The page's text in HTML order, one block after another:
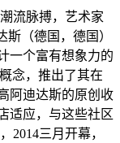
流脉搏，艺术家
（德国，德国）
一个富有想象力的
念，推出了其在
阿迪达斯的原创收
适应，与这些社区
2014三月开幕，